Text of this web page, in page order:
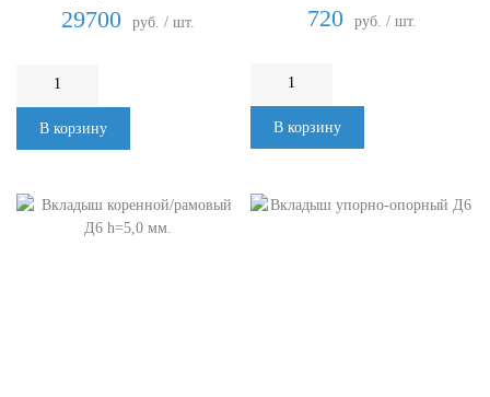
29700 руб. / шт.
В корзину
720 руб. / шт.
В корзину